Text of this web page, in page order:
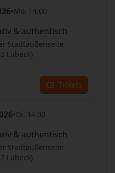
•Mo. 14:00
& authentisch
Stadtaußenseite
Lübeck)
Tickets
•Di. 14:00
& authentisch
Stadtaußenseite
Lübeck)